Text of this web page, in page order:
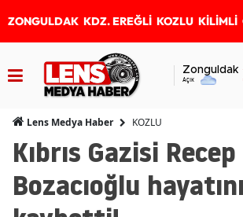
ZONGULDAK KDZ. EREĞLİ KOZLU KİLİMLİ
Zonguldak
Açık
Lens Medya Haber KOZLU
Kıbrıs Gazisi Recep
Bozacıoğlu hayatını